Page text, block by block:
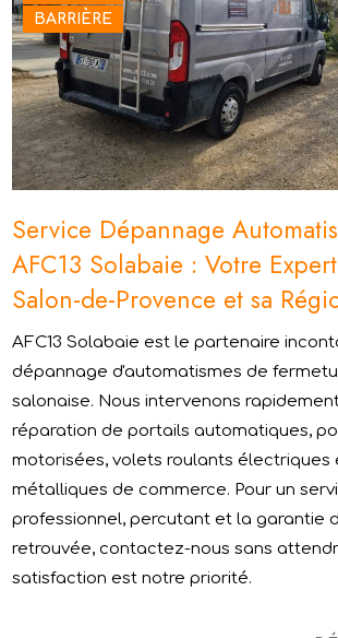
BARRIÈRE
Service Dépannage
AFC13 Solabaie : Votre
Salon-de-Provence et sa
AFC13 Solabaie est le partenaire
dépannage d'automatismes de
salonaise. Nous intervenons
réparation de portails automatiques,
motorisées, volets roulants électriques
métalliques de commerce. Pour un
professionnel, percutant et la garantie
retrouvée, contactez-nous sans
satisfaction est notre priorité.